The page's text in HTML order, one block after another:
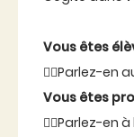
Vous êtes
👉🏼Parlez-en
Vous êtes
👉🏼Parlez-en